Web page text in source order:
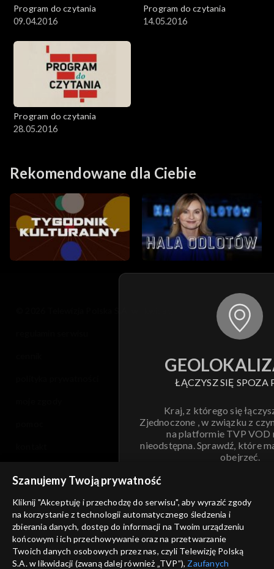
Program do czytania
09.04.2016
Program do czytania
14.05.2016
Program do czytania
28.05.2016
Rekomendowane dla Ciebie
ŁĄCZYSZ SIĘ SPOZA
Kraj, z którego się
Zjednoczone , w związku z
na platformie TVP VOD
nieodstępna. Sprawdź, które
obejrzeć.
ANULUJ
informacje o dostawcy usług
Szanujemy Twoją prywatność
Kliknij "Akceptuję i przechodzę do serwisu", aby wyrazić zgody
na korzystanie z technologii automatycznego śledzenia i
zbierania danych, dostęp do informacji na Twoim urządzeniu
końcowym i ich przechowywanie oraz na przetwarzanie
Twoich danych osobowych przez nas, czyli Telewizję Polską
S.A. w likwidacji (zwaną dalej również „TVP”), Zaufanych